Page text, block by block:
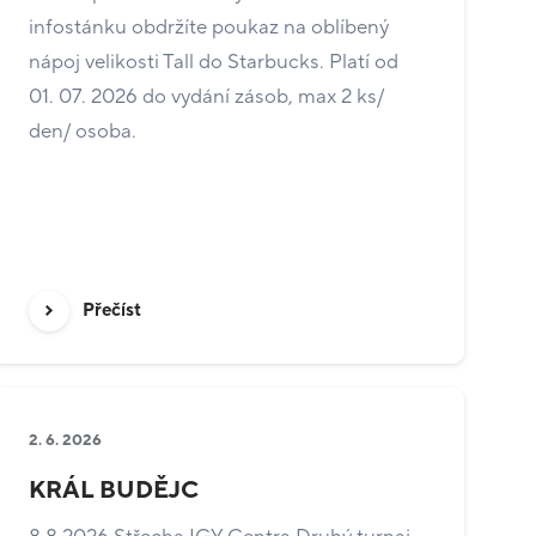
infostánku obdržíte poukaz na oblíbený
nápoj velikosti Tall do Starbucks. Platí od
01. 07. 2026 do vydání zásob, max 2 ks/
den/ osoba.
Přečíst
2. 6. 2026
KRÁL BUDĚJC